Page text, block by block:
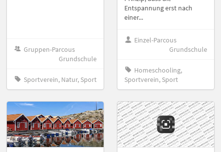
Gruppen-Parcous
Grundschule
Sportverein, Natur, Sport
Entspannung erst nach
einer...
Einzel-Parcous
Grundschule
Homeschooling,
Sportverein, Sport